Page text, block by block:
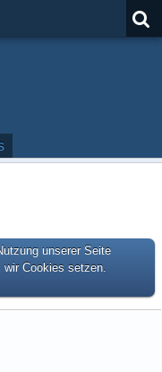
unserer Seite
Cookies setzen.